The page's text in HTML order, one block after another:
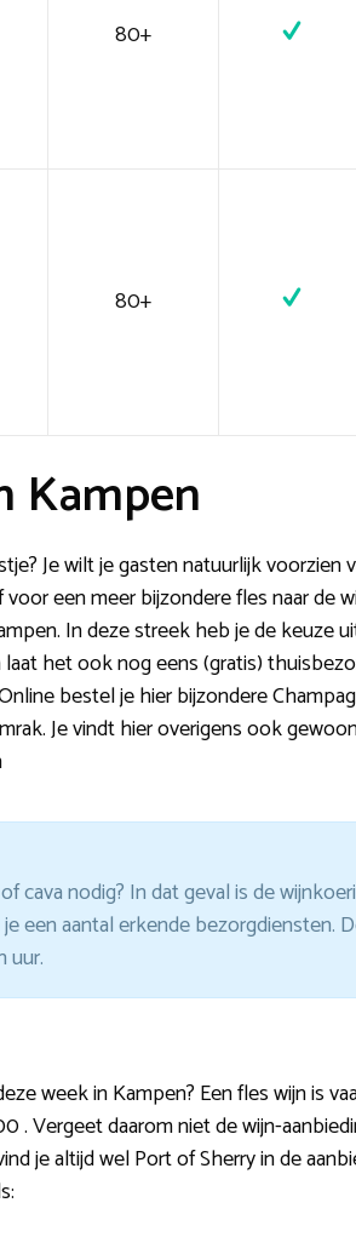
80+
80+
Kampen
Je wilt je gasten natuurlijk
een meer bijzondere fles naar de
In deze streek heb je de keuze
het ook nog eens (gratis)
bestel je hier bijzondere
Je vindt hier overigens ook
cava nodig? In dat geval is de
een aantal erkende bezorgdiensten.
uur.
week in Kampen? Een fles wijn is
. Vergeet daarom niet de wijn-
je altijd wel Port of Sherry in de